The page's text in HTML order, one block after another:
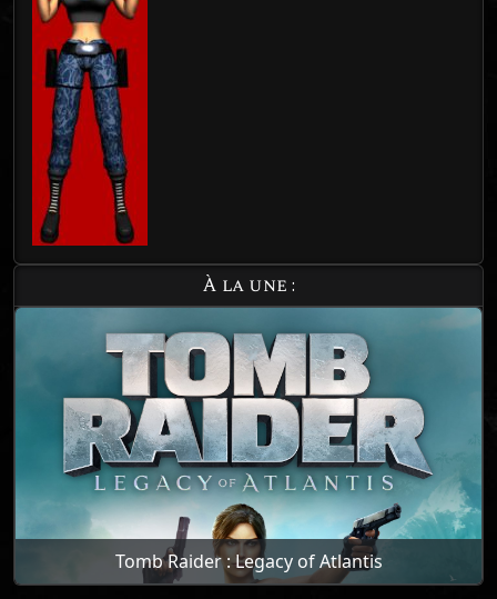
À la une :
Tomb Raider : Legacy of Atlantis